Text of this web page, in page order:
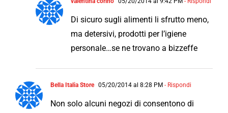
Di sicuro sugli alimenti li sfrutto meno,
ma detersivi, prodotti per l’igiene
personale…se ne trovano a bizzeffe
Bella Italia Store 05/20/2014 al 8:28 PM - Rispondi
Non solo alcuni negozi di consentono di